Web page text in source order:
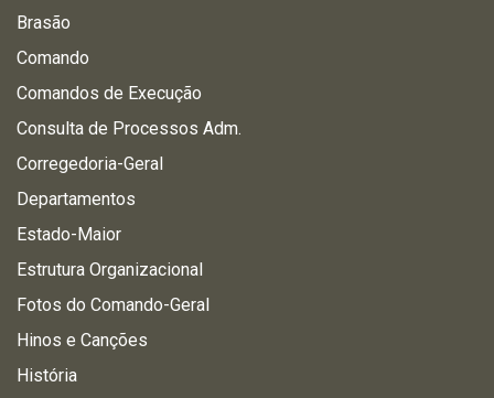
Brasão
Comando
Comandos de Execução
Consulta de Processos Adm.
Corregedoria-Geral
Departamentos
Estado-Maior
Estrutura Organizacional
Fotos do Comando-Geral
Hinos e Canções
História